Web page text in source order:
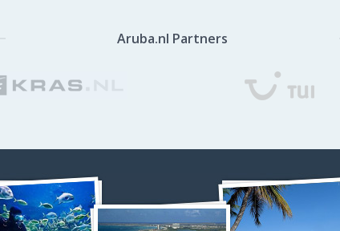
Aruba.nl Partners